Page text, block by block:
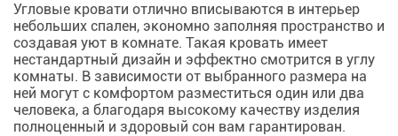
Угловые кровати отлично вписываются в интерьер
небольших спален, экономно заполняя пространство и
создавая уют в комнате. Такая кровать имеет
нестандартный дизайн и эффектно смотрится в углу
комнаты. В зависимости от выбранного размера на
ней могут с комфортом разместиться один или два
человека, а благодаря высокому качеству изделия
полноценный и здоровый сон вам гарантирован.